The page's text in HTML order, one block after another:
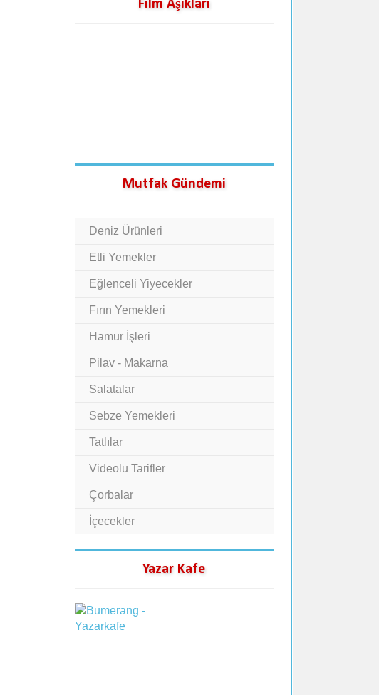
Film Aşıkları
Mutfak Gündemi
Deniz Ürünleri
Etli Yemekler
Eğlenceli Yiyecekler
Fırın Yemekleri
Hamur İşleri
Pilav - Makarna
Salatalar
Sebze Yemekleri
Tatlılar
Videolu Tarifler
Çorbalar
İçecekler
Yazar Kafe